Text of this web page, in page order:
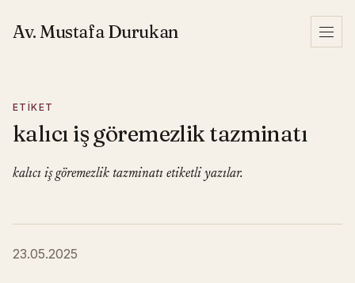
Av. Mustafa Durukan
ETIKET
kalıcı iş göremezlik tazminatı
kalıcı iş göremezlik tazminatı etiketli yazılar.
23.05.2025